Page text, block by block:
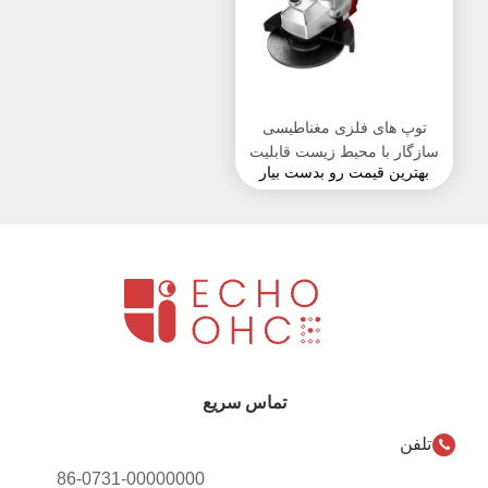
توپ های فلزی مغناطیسی
سازگار با محیط زیست قابلیت
منطقی اسباب بازی ها
بهترین قیمت رو بدست بیار
تماس سریع
تلفن
86-0731-00000000